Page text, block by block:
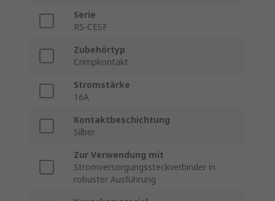
Serie
RS-CESF
Zubehörtyp
Crimpkontakt
Stromstärke
16A
Kontaktbeschichtung
Silber
Zur Verwendung mit
Stromversorgungssteckverbinder in
robuster Ausführung